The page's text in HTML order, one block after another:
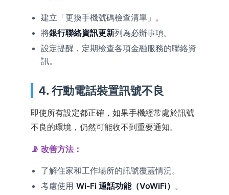
建立「更換手機號碼檢查清單」。
將銀行聯絡資訊更新列為必辦事項。
設定提醒，定期檢查各項金融服務的聯絡資
訊。
4. 行動電話裝置訊號不良
即使所有設定都正確，如果手機經常處於訊號
不良的環境，仍然可能收不到重要通知。
📡 改善方法：
了解住家和工作場所的訊號覆蓋情況。
考慮使用 Wi-Fi 通話功能（VoWiFi） 。